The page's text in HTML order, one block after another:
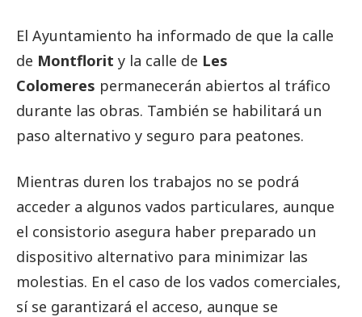
El Ayuntamiento ha informado de que la calle
de Montflorit y la calle de Les
Colomeres permanecerán abiertos al tráfico
durante las obras. También se habilitará un
paso alternativo y seguro para peatones.
Mientras duren los trabajos no se podrá
acceder a algunos vados particulares, aunque
el consistorio asegura haber preparado un
dispositivo alternativo para minimizar las
molestias. En el caso de los vados comerciales,
sí se garantizará el acceso, aunque se